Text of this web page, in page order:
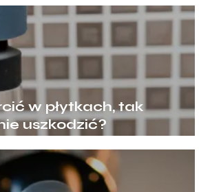
w płytkach, tak
uszkodzić?